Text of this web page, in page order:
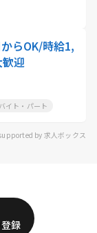
らOK/時給1,
迎
イト・パート
by 求人ボックス
録